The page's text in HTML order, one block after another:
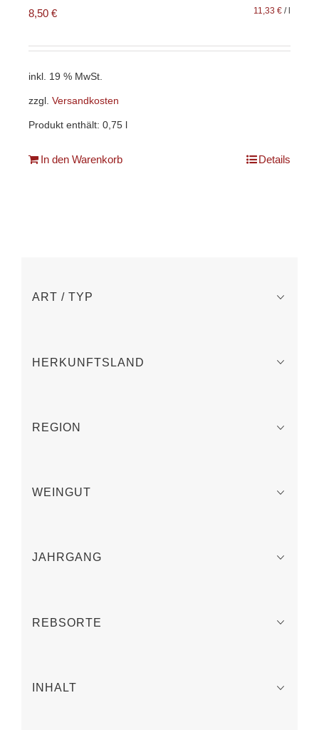
8,50 € 11,33 € /
inkl. 19 % MwSt.
zzgl. Versandkosten
Produkt enthält: 0,75 l
In den Warenkorb Details
ART / TYP
HERKUNFTSLAND
REGION
WEINGUT
JAHRGANG
REBSORTE
INHALT